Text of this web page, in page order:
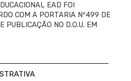
EAD FOI
COM A PORTARIA Nº499 DE
NO D.O.U. EM